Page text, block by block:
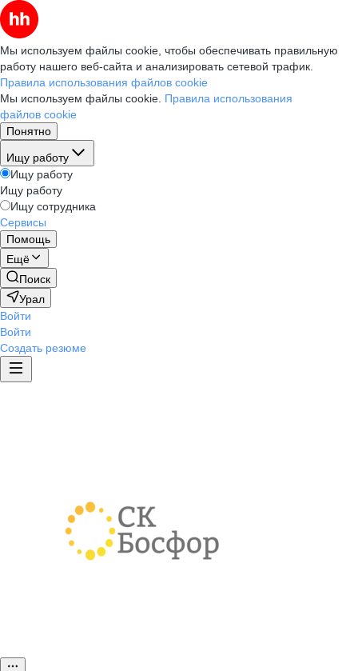
Мы используем файлы cookie, чтобы обеспечивать правильную
работу нашего веб-сайта и анализировать сетевой трафик.
Правила использования файлов cookie
Мы используем файлы cookie. Правила использования
файлов cookie
Понятно
Ищу работу
Ищу работу
Ищу работу
Ищу сотрудника
Сервисы
Помощь
Ещё
Поиск
Урал
Войти
Войти
Создать резюме